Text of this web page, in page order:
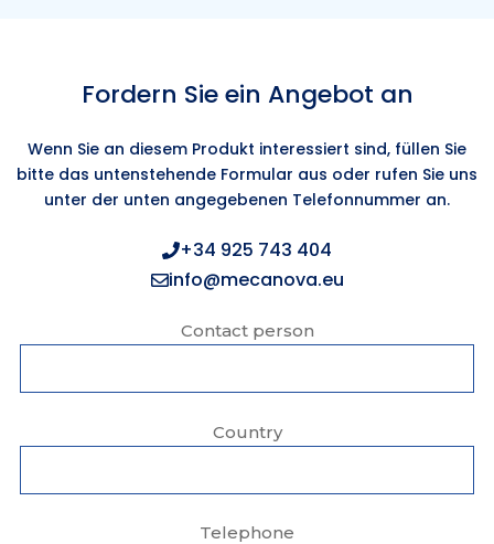
Fordern Sie ein Angebot an
Wenn Sie an diesem Produkt interessiert sind, füllen Sie
bitte das untenstehende Formular aus oder rufen Sie uns
unter der unten angegebenen Telefonnummer an.
+34 925 743 404
info@mecanova.eu
Contact person
Country
Telephone